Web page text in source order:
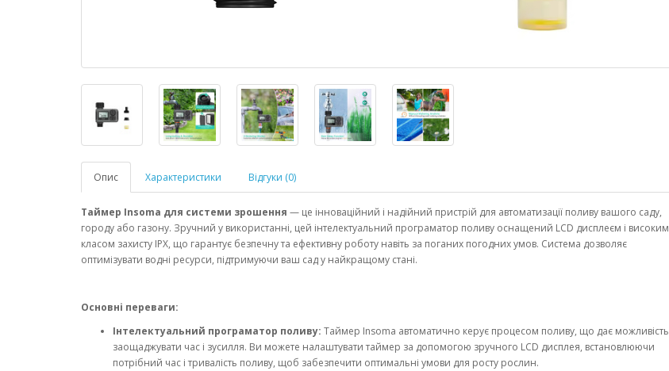
Опис Характеристики Відгуки (0)
Таймер Insoma для системи зрошення — це інноваційний і надійний пристрій для автоматизації поливу вашого саду,
городу або газону. Зручний у використанні, цей інтелектуальний програматор поливу оснащений LCD дисплеєм і високим
класом захисту IPX, що гарантує безпечну та ефективну роботу навіть за поганих погодних умов. Система дозволяє
оптимізувати водні ресурси, підтримуючи ваш сад у найкращому стані.
Основні переваги:
Інтелектуальний програматор поливу: Таймер Insoma автоматично керує процесом поливу, що дає можливість
заощаджувати час і зусилля. Ви можете налаштувати таймер за допомогою зручного LCD дисплея, встановлюючи
потрібний час і тривалість поливу, щоб забезпечити оптимальні умови для росту рослин.